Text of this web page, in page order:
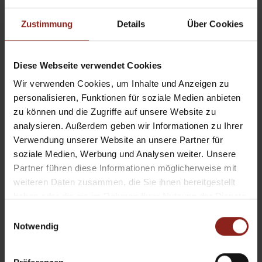
Zustimmung Details Über Cookies
Diese Webseite verwendet Cookies
Wir verwenden Cookies, um Inhalte und Anzeigen zu
personalisieren, Funktionen für soziale Medien anbieten
zu können und die Zugriffe auf unsere Website zu
analysieren. Außerdem geben wir Informationen zu Ihrer
Verwendung unserer Website an unsere Partner für
soziale Medien, Werbung und Analysen weiter. Unsere
Partner führen diese Informationen möglicherweise mit
weiteren Daten zusammen, die Sie ihnen bereitgestellt
Notwendig